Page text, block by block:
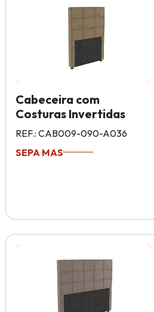
Cabeceira com
Costuras Invertidas
REF.: CAB009-090-A036
SEPA MAS